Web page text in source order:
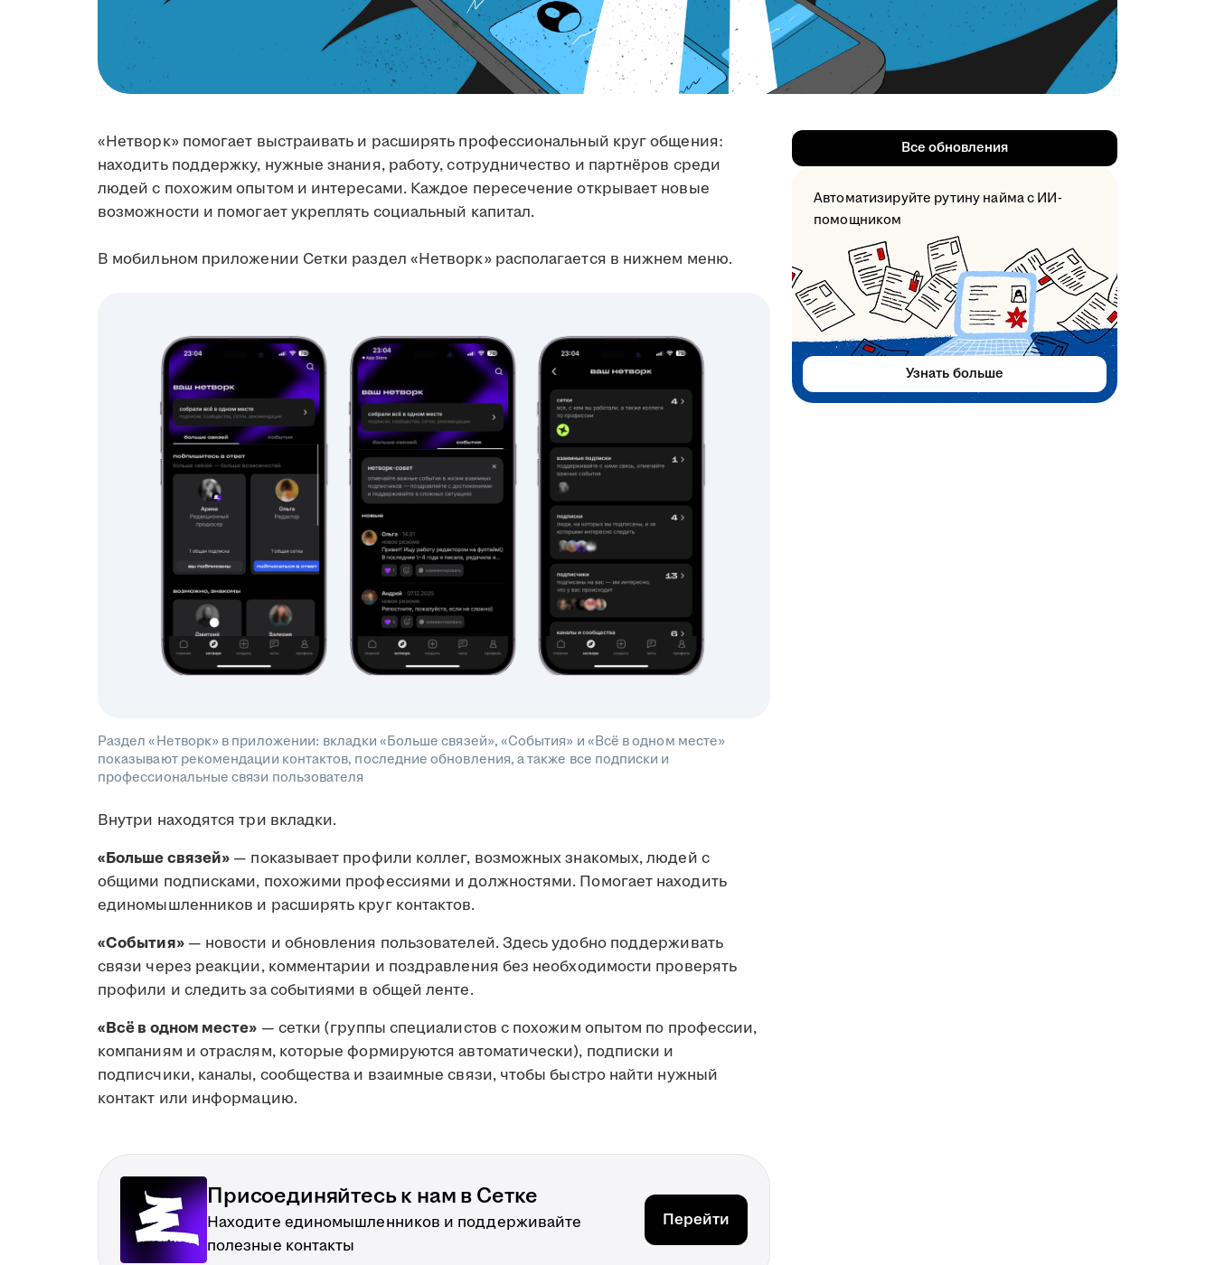
«Нетворк» помогает выстраивать и расширять профессиональный круг общения:
находить поддержку, нужные знания, работу, сотрудничество и партнёров среди
людей с похожим опытом и интересами. Каждое пересечение открывает новые
возможности и помогает укреплять социальный капитал.
В мобильном приложении Сетки раздел «Нетворк» располагается в нижнем меню.
Раздел «Нетворк» в приложении: вкладки «Больше связей», «События» и «Всё в одном месте»
показывают рекомендации контактов, последние обновления, а также все подписки и
профессиональные связи пользователя
Внутри находятся три вкладки.
«Больше связей» — показывает профили коллег, возможных знакомых, людей с
общими подписками, похожими профессиями и должностями. Помогает находить
единомышленников и расширять круг контактов.
«События»— новости и обновления пользователей. Здесь удобно поддерживать
связи через реакции, комментарии и поздравления без необходимости проверять
профили и следить за событиями в общей ленте.
«Всё в одном месте» — сетки (группы специалистов с похожим опытом по профессии,
компаниям и отраслям, которые формируются автоматически), подписки и
подписчики, каналы, сообщества и взаимные связи, чтобы быстро найти нужный
контакт или информацию.
Присоединяйтесь к нам в Сетке
Находите единомышленников и поддерживайте
полезные контакты
Перейти
Все обновления
Автоматизируйте рутину найма с ИИ-
помощником
Узнать больше